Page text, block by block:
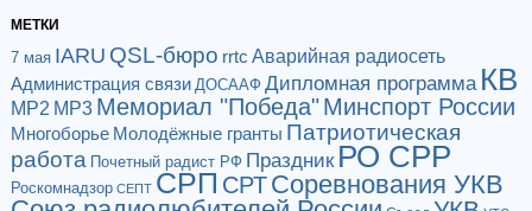
МЕТКИ
7 мая IARU QSL-бюро rrtc Аварийная радиосеть
Администрация связи ДОСААФ Дипломная программа КВ
МР2 МР3 Мемориал "Победа"Минспорт России
Многоборье Молодёжные гранты Патриотическая
работа Почетный радист РФ Праздник РО СРР
Роскомнадзор СЕПТ СРП СРТСоревнования УКВ